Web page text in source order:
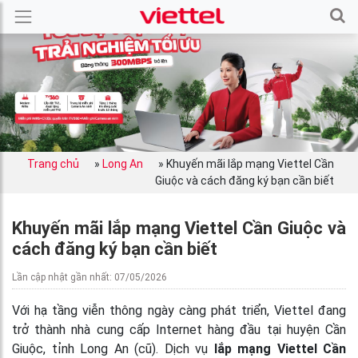
Trang chủ » Long An » Khuyến mãi lắp mạng Viettel Cần
Giuộc và cách đăng ký bạn cần biết
Khuyến mãi lắp mạng Viettel Cần Giuộc và
cách đăng ký bạn cần biết
Lần cập nhật gần nhất: 07/05/2026
Với hạ tầng viễn thông ngày càng phát triển, Viettel đang
trở thành nhà cung cấp Internet hàng đầu tại huyện Cần
Giuộc, tỉnh Long An (cũ). Dịch vụ lắp mạng Viettel Cần